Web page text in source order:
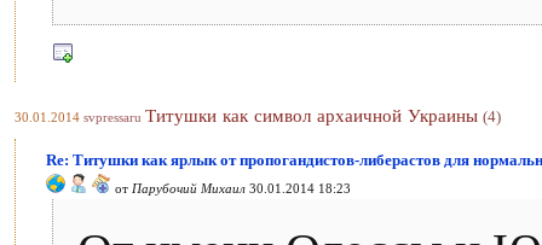
30.01.2014 svpressaru Титушки как символ архаичной Украины (4)
Re: Титушки как ярлык от пропогандистов-либерастов для
от Парубочий Михаил 30.01.2014 18:23